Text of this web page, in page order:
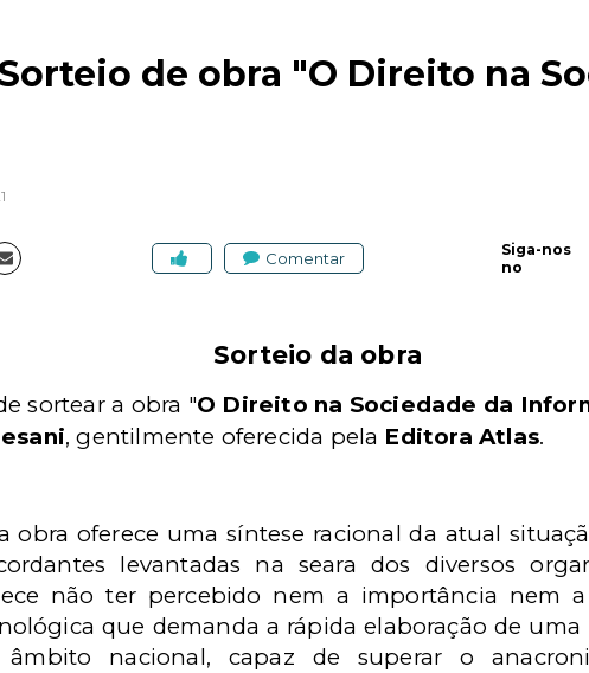
de obra "O Direito na
Comentar
Siga-nos
no
Sorteio da obra
sortear a obra "O Direito na Sociedade da
, gentilmente oferecida pela Editora Atlas.
obra oferece uma síntese racional da atual
levantadas na seara dos diversos
não ter percebido nem a importância nem
que demanda a rápida elaboração de uma
nacional, capaz de superar o